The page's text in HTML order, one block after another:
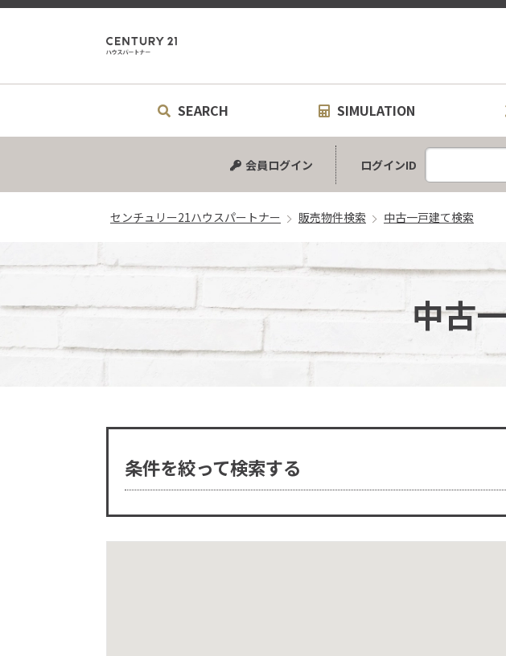
SEARCH
中古一戸建て
新築一戸建て
中古マンション
土地
SIMULATION
シミュレーション
リフォームプラン
会員ログイン ログインID
センチュリー21ハウスパートナー 販売物件検索 中古一戸建て検索
中古
条件を絞って検索する